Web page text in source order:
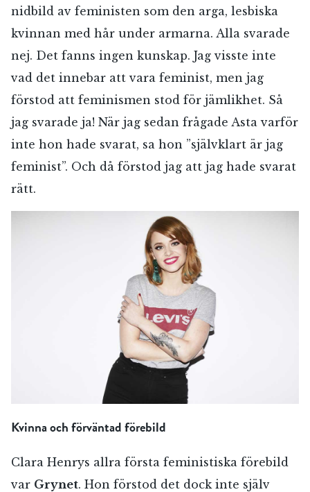
nidbild av feministen som den arga, lesbiska
kvinnan med hår under armarna. Alla svarade
nej. Det fanns ingen kunskap. Jag visste inte
vad det innebar att vara feminist, men jag
förstod att feminismen stod för jämlikhet. Så
jag svarade ja! När jag sedan frågade Asta varför
inte hon hade svarat, sa hon ”självklart är jag
feminist”. Och då förstod jag att jag hade svarat
rätt.
Kvinna och förväntad förebild
Clara Henrys allra första feministiska förebild
var Grynet. Hon förstod det dock inte själv